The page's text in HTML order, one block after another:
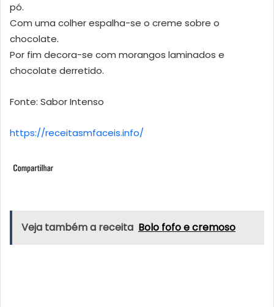
pó.
Com uma colher espalha-se o creme sobre o
chocolate.
Por fim decora-se com morangos laminados e
chocolate derretido.
Fonte: Sabor Intenso
https://receitasmfaceis.info/
Veja também a receita Bolo fofo e cremoso